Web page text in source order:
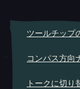
ツールチップ
コンパス方向
トークに切り